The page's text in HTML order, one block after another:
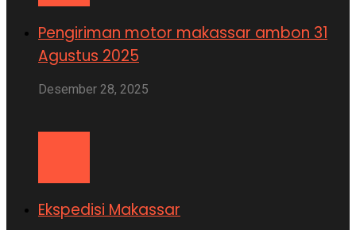
Pengiriman motor makassar ambon 31
Agustus 2025
Desember 28, 2025
Ekspedisi Makassar